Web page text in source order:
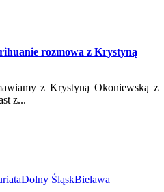
rozmowa z Krystyną
z Krystyną Okoniewską z
z...
Dolny ŚląskBielawa